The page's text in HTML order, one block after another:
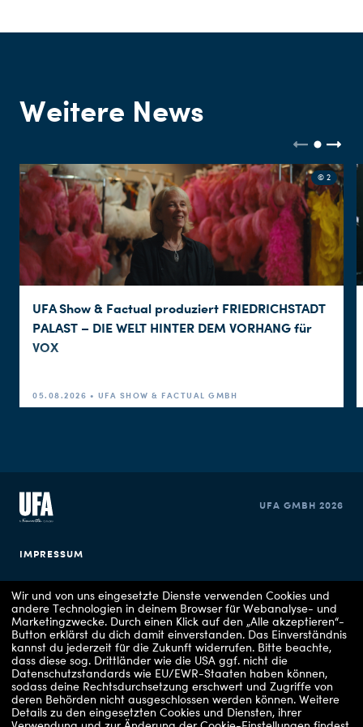
Weitere News
© 2
UFA Show & Factual produziert FRIEDRICHSTADT
PALAST – DIE WELT HINTER DEM VORHANG für
VOX
05.08.2026 • UFA SHOW & FACTUAL GMBH
IMPRESSUM
COOKIE EINSTELLUNGEN
UFA GMBH 2026
Wir und von uns eingesetzte Dienste verwenden Cookies und
andere Technologien in deinem Browser für Webanalyse- und
Marketingzwecke. Durch einen Klick auf den „Alle akzeptieren“-
Button erklärst du dich damit einverstanden. Das Einverständnis
kannst du jederzeit für die Zukunft widerrufen. Bitte beachte,
dass diese sog. Drittländer wie die USA ggf. nicht die
Datenschutzstandards wie EU/EWR-Staaten haben können,
sodass deine Rechtsdurchsetzung erschwert und Zugriffe von
deren Behörden nicht ausgeschlossen werden können. Weitere
Details zu den eingesetzten Cookies und Diensten, ihrer